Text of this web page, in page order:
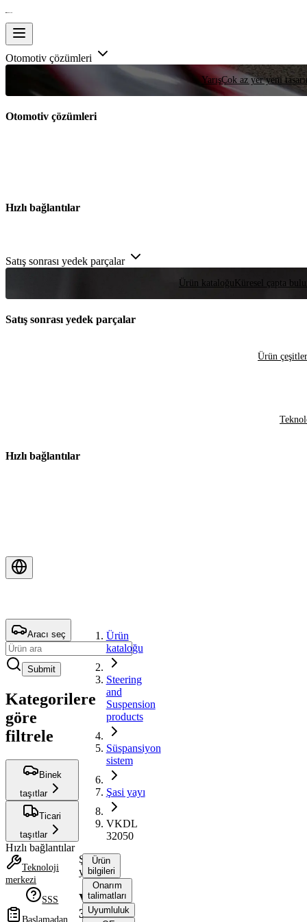
Otomotiv çözümleri
YarışÇok az yer yeni
Otomotiv çözümleri
Hızlı bağlantılar
Satış sonrası yedek parçalar
Ürün kataloğu Küresel çapta
Satış sonrası yedek parçalar
Ürün
Hızlı bağlantılar
Aracı seç
Submit
Kategorilere
göre
filtrele
Binek
taşıtlar
Ticari
taşıtlar
Hızlı bağlantılar
Teknoloji
merkezi
SSS
Başlamadan
Ürün
kataloğu
Steering
and
Suspension
products
Süspansiyon
sistem
Şasi yayı
VKDL
32050
Şasi
yayı
VKDL
32050
Ürün
bilgileri
Onarım
talimatları
Uyumluluk